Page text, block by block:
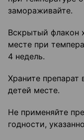
замораживайте.
Вскрытый флакон
месте при
4 недель.
Храните
детей месте.
Не применяйте
годности,